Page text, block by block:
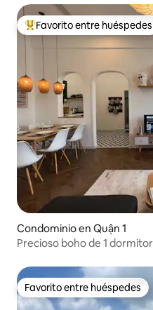
De los mejores en Favorito
Favorito entre huéspedes
Condominio en Quận 1
Precioso boho de 1
Favorito entre huéspedes
Favorito entre huéspedes